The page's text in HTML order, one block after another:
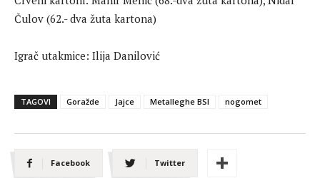
Čulov (62.- dva žuta kartona)
Igrač utakmice: Ilija Danilović
TAGOVI Goražde Jajce Metalleghe BSI nogomet
Facebook Twitter